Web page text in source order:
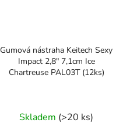
Gumová nástraha Keitech Sexy
Impact 2,8" 7,1cm Ice
Chartreuse PAL03T (12ks)
Skladem (>20 ks)